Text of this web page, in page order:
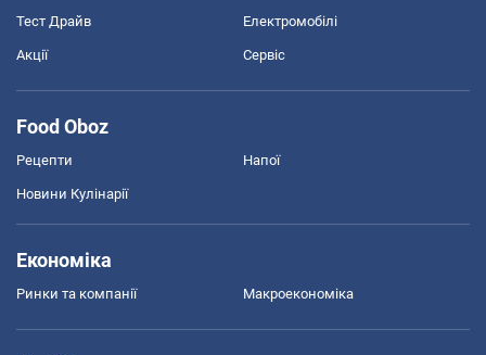
Тест Драйв Електромобілі
Акції Сервіс
Food Oboz
Рецепти Напої
Новини Кулінарії
Економіка
Ринки та компанії Макроекономіка